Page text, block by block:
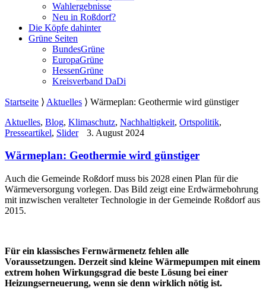
Wahlergebnisse
Neu in Roßdorf?
Die Köpfe dahinter
Grüne Seiten
BundesGrüne
EuropaGrüne
HessenGrüne
Kreisverband DaDi
Startseite ⟩ Aktuelles ⟩ Wärmeplan: Geothermie wird günstiger
Aktuelles, Blog, Klimaschutz, Nachhaltigkeit, Ortspolitik,
Presseartikel, Slider 3. August 2024
Wärmeplan: Geothermie wird günstiger
Auch die Gemeinde Roßdorf muss bis 2028 einen Plan für die
Wärmeversorgung vorlegen. Das Bild zeigt eine Erdwärmebohrung
mit inzwischen veralteter Technologie in der Gemeinde Roßdorf aus
2015.
Für ein klassisches Fernwärmenetz fehlen alle
Voraussetzungen. Derzeit sind kleine Wärmepumpen mit einem
extrem hohen Wirkungsgrad die beste Lösung bei einer
Heizungserneuerung, wenn sie denn wirklich nötig ist.